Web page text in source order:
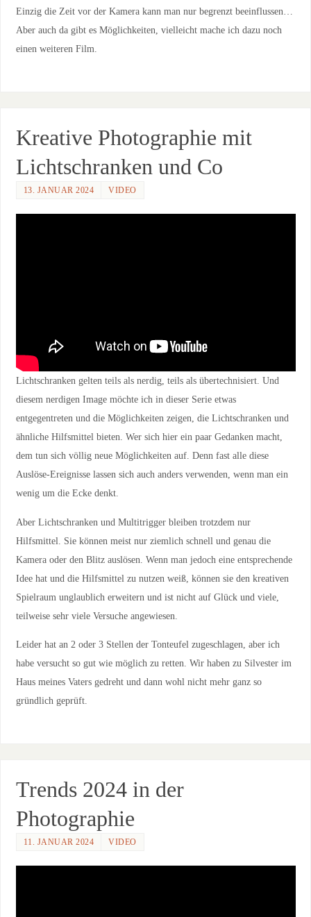
Einzig die Zeit vor der Kamera kann man nur begrenzt beeinflussen…
Aber auch da gibt es Möglichkeiten, vielleicht mache ich dazu noch
einen weiteren Film.
Kreative Photographie mit
Lichtschranken und Co
13. JANUAR 2024 VIDEO
Lichtschranken gelten teils als nerdig, teils als übertechnisiert. Und
diesem nerdigen Image möchte ich in dieser Serie etwas
entgegentreten und die Möglichkeiten zeigen, die Lichtschranken und
ähnliche Hilfsmittel bieten. Wer sich hier ein paar Gedanken macht,
dem tun sich völlig neue Möglichkeiten auf. Denn fast alle diese
Auslöse-Ereignisse lassen sich auch anders verwenden, wenn man ein
wenig um die Ecke denkt.
Aber Lichtschranken und Multitrigger bleiben trotzdem nur
Hilfsmittel. Sie können meist nur ziemlich schnell und genau die
Kamera oder den Blitz auslösen. Wenn man jedoch eine entsprechende
Idee hat und die Hilfsmittel zu nutzen weiß, können sie den kreativen
Spielraum unglaublich erweitern und ist nicht auf Glück und viele,
teilweise sehr viele Versuche angewiesen.
Leider hat an 2 oder 3 Stellen der Tonteufel zugeschlagen, aber ich
habe versucht so gut wie möglich zu retten. Wir haben zu Silvester im
Haus meines Vaters gedreht und dann wohl nicht mehr ganz so
gründlich geprüft.
Trends 2024 in der
Photographie
11. JANUAR 2024 VIDEO